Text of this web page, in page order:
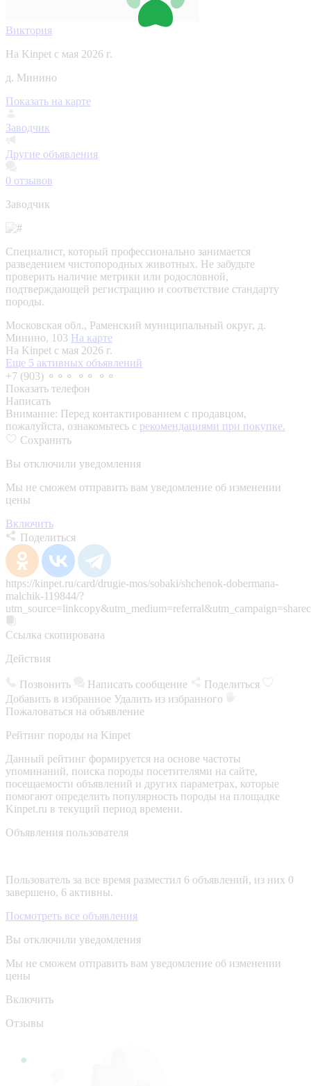
Виктория
На Kinpet c мая 2026 г.
д. Минино
Показать на карте
Заводчик
Другие объявления
0 отзывов
Заводчик
Специалист, который профессионально занимается
разведением чистопородных животных. Не забудьте
проверить наличие метрики или родословной,
подтверждающей регистрацию и соответствие стандарту
породы.
Московская обл., Раменский муниципальный округ, д.
Минино, 103 На карте
На Kinpet c мая 2026 г.
Еще 5 активных объявлений
+7 (903) ⚬⚬⚬ ⚬⚬ ⚬⚬
Показать телефон
Написать
Внимание: Перед контактированием с продавцом,
пожалуйста, ознакомьтесь с рекомендациями при покупке.
Сохранить
Вы отключили уведомления
Мы не сможем отправить вам уведомление об изменении
цены
Включить
Поделиться
https://kinpet.ru/card/drugie-mos/sobaki/shchenok-dobermana-
malchik-119844/?
Ссылка скопирована
Действия
Позвонить Написать сообщение
Поделиться
Добавить в избранное Удалить из избранного
Пожаловаться на объявление
Рейтинг породы на Kinpet
Данный рейтинг формируется на основе частоты
упоминаний, поиска породы посетителями на сайте,
посещаемости объявлений и других параметрах, которые
помогают определить популярность породы на площадке
Kinpet.ru в текущий период времени.
Объявления пользователя
Пользователь за все время разместил 6 объявлений, из них 0
завершено, 6 активны.
Посмотреть все объявления
Вы отключили уведомления
Мы не сможем отправить вам уведомление об изменении
цены
Включить
Отзывы